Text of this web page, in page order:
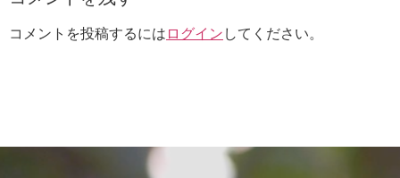
コメントを投稿するには ログイン してください。